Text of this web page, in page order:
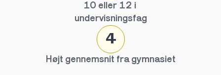
10 eller 12 i
undervisningsfag
4
Højt gennemsnit fra gymnasiet